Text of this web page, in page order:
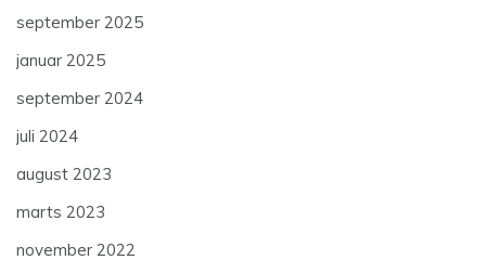
september 2025
januar 2025
september 2024
juli 2024
august 2023
marts 2023
november 2022